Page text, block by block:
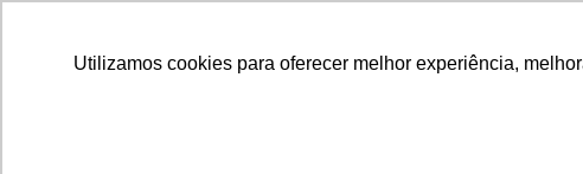
Utilizamos cookies para oferecer melhor experiência,